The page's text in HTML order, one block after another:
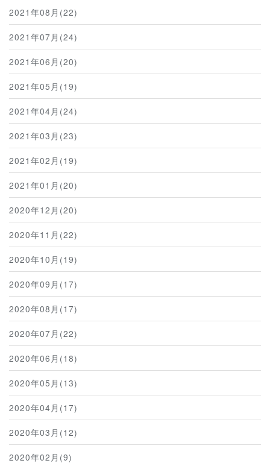
2021年08月(22)
2021年07月(24)
2021年06月(20)
2021年05月(19)
2021年04月(24)
2021年03月(23)
2021年02月(19)
2021年01月(20)
2020年12月(20)
2020年11月(22)
2020年10月(19)
2020年09月(17)
2020年08月(17)
2020年07月(22)
2020年06月(18)
2020年05月(13)
2020年04月(17)
2020年03月(12)
2020年02月(9)